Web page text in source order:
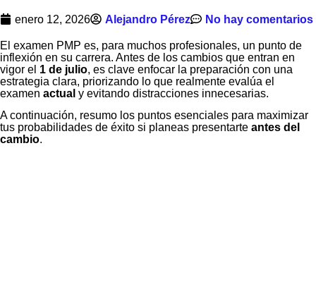
enero 12, 2026 Alejandro Pérez No hay comentarios
El examen PMP es, para muchos profesionales, un punto de
inflexión en su carrera. Antes de los cambios que entran en
vigor el 1 de julio, es clave enfocar la preparación con una
estrategia clara, priorizando lo que realmente evalúa el
examen actual y evitando distracciones innecesarias.
A continuación, resumo los puntos esenciales para maximizar
tus probabilidades de éxito si planeas presentarte antes del
cambio.